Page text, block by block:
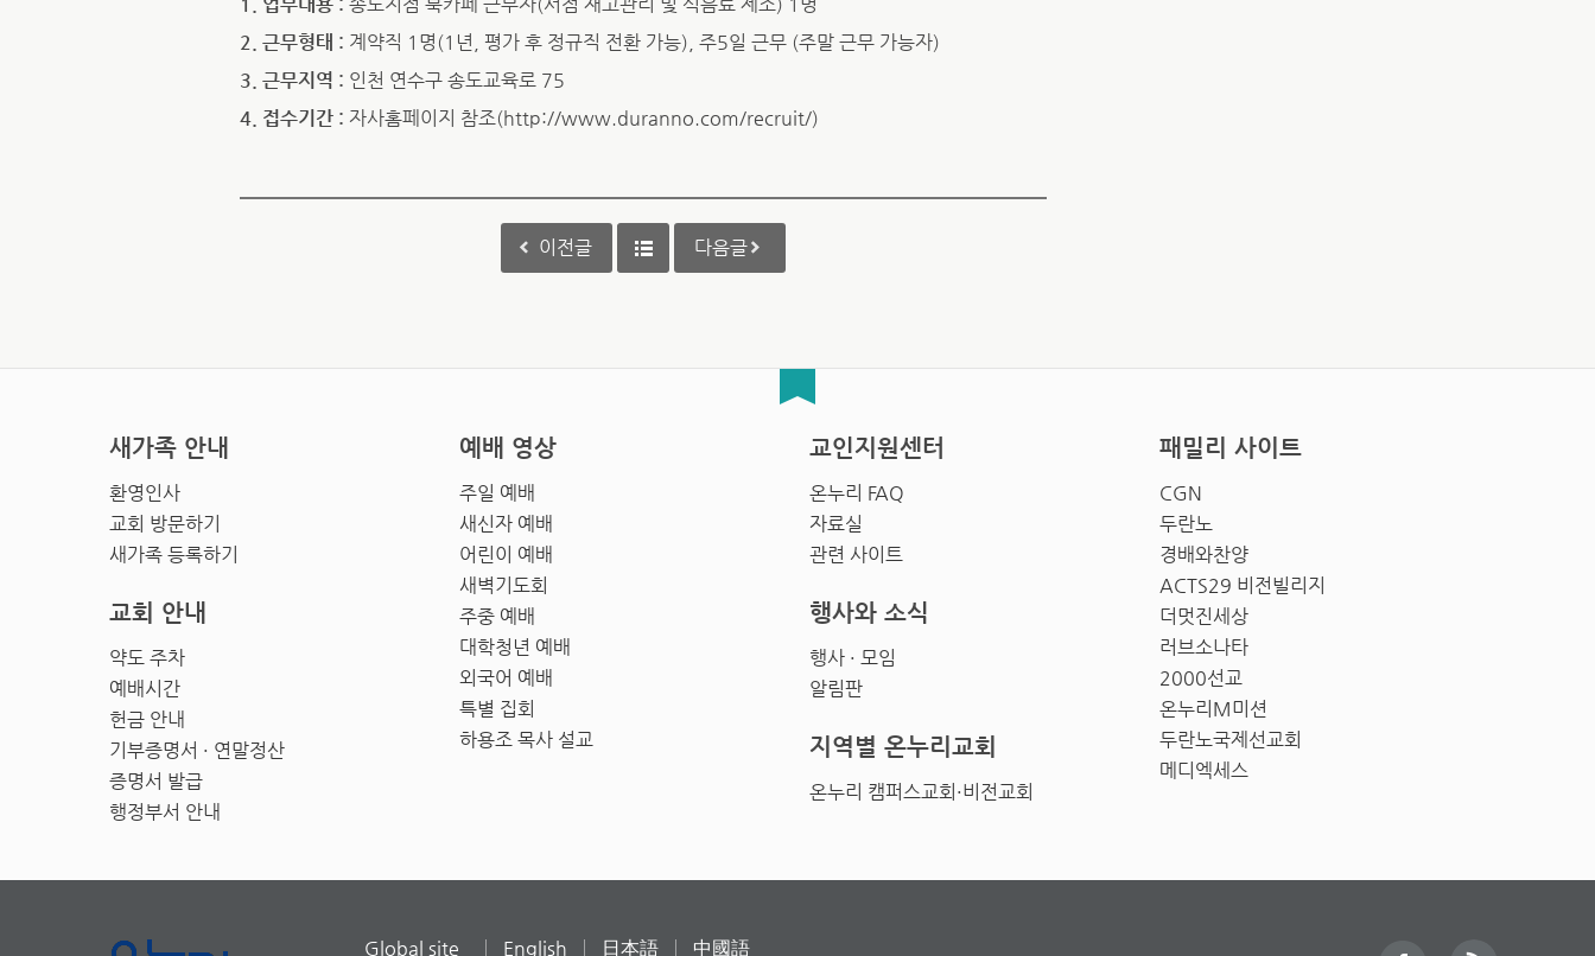
2. 근무형태 : 계약직 1명(1년, 평가 후 정규직 전환 가능), 주5일 근무 (주말 근무 가능자)
3. 근무지역 : 인천 연수구 송도교육로 75
4. 접수기간 : 자사홈페이지 참조(http://www.duranno.com/recruit/)
이전글 다음글
새가족 안내
환영인사
교회 방문하기
새가족 등록하기
예배 영상
주일 예배
새신자 예배
어린이 예배
새벽기도회
주중 예배
대학청년 예배
외국어 예배
특별 집회
하용조 목사 설교
교인지원센터
온누리 FAQ
자료실
관련 사이트
패밀리 사이트
CGN
두란노
경배와찬양
ACTS29 비전빌리지
더멋진세상
러브소나타
2000선교
온누리M미션
두란노국제선교회
메디엑세스
교회 안내
약도 주차
예배시간
헌금 안내
기부증명서 · 연말정산
증명서 발급
행정부서 안내
행사와 소식
행사 · 모임
알림판
지역별 온누리교회
온누리 캠퍼스교회·비전교회
Global site English 日本語 中國語